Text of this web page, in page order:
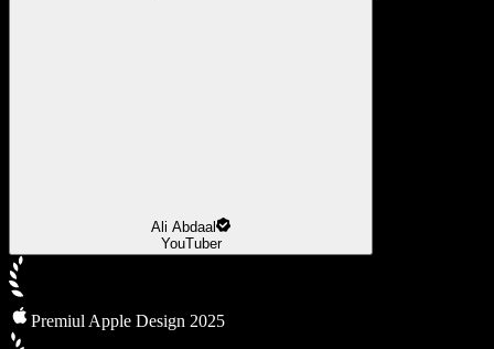
Ali Abdaal
YouTuber
Premiul Apple Design 2025